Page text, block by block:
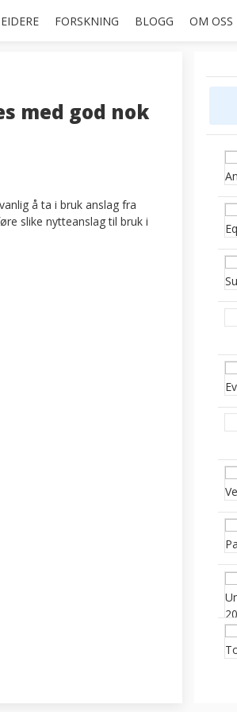
FORSKNING BLOGG OM OSS
med god nok
å ta i bruk anslag fra
slike nytteanslag til bruk i